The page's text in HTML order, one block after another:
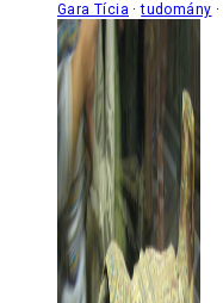
Gara Tícia tudomány